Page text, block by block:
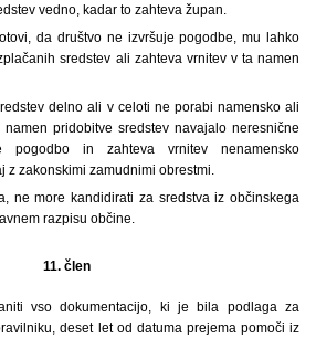
vedno, kadar to zahteva župan.
da društvo ne izvršuje pogodbe, mu lahko
sredstev ali zahteva vrnitev v ta namen
delno ali v celoti ne porabi namensko ali
pridobitve sredstev navajalo neresnične
pogodbo in zahteva vrnitev nenamensko
z zakonskimi zamudnimi obrestmi.
ne more kandidirati za sredstva iz občinskega
razpisu občine.
11. člen
vso dokumentacijo, ki je bila podlaga za
deset let od datuma prejema pomoči iz